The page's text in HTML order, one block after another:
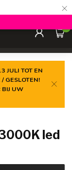
×
0
JULI TOT EN
GESLOTEN!
BIJ UW
led